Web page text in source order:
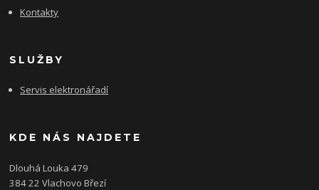
Kontakty
SLUŽBY
Servis elektronářadí
KDE NÁS NAJDETE
Dlouhá Louka 479
384 22 Vlachovo Březí